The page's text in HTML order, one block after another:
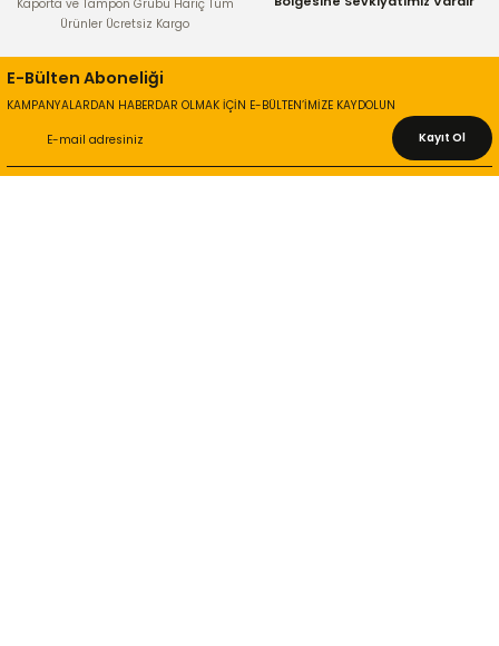
Kaporta ve Tampon Grubu Hariç Tüm
Ürünler Ücretsiz Kargo
E-Bülten Aboneliği
KAMPANYALARDAN HABERDAR OLMAK İÇİN E-BÜLTEN’İMİZE KAYDOLUN
Kayıt Ol